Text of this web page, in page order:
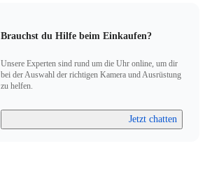
Brauchst du Hilfe beim Einkaufen?
Unsere Experten sind rund um die Uhr online, um dir
bei der Auswahl der richtigen Kamera und Ausrüstung
zu helfen.
Jetzt chatten